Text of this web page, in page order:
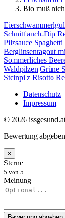
Bio muß
Schnittlauch-Dip
Pilzsauce
Berglinsenragout
Sommerliches
Waldpilzen Grüne
Steinpilz Risotto
Datenschutz
Impressum
© 2026
Bewertung abgeben
×
Sterne
5 von 5
Meinung